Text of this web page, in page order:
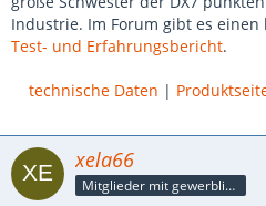
Industrie. Im Forum gibt es
Test- und Erfahrungsbericht.
technische Daten |
xela66
Mitglieder mit gewerblicher Verbindung, auch als Mitarbeiter/in